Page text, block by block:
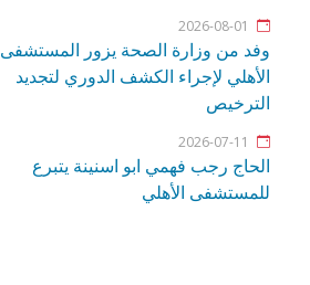
وفد من وزارة الصحة يزور المستشفى
الأهلي لإجراء الكشف الدوري لتجديد
الترخيص
الحاج رجب فهمي ابو اسنينة يتبرع
للمستشفى الأهلي